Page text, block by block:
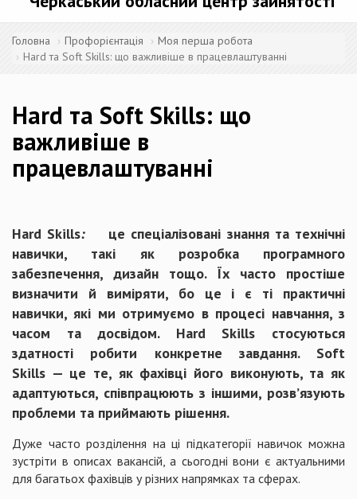
Головна Профорієнтація
Моя перша робота
Hard та Soft Skills: що важливіше в працевлаштуванні
Hard та Soft Skills: що
важливіше в
працевлаштуванні
Hard Skills: це спеціалізовані знання та технічні
навички, такі як розробка програмного
забезпечення, дизайн тощо. Їх часто простіше
визначити й виміряти, бо це і є ті практичні
навички, які ми отримуємо в процесі навчання, з
часом та досвідом. Нard Skills стосуються
здатності робити конкретне завдання. Soft
Skills — це те, як фахівці його виконують, та як
адаптуються, співпрацюють з іншими, розв’язують
проблеми та приймають рішення.
Дуже часто розділення на ці підкатегорії навичок можна
зустріти в описах вакансій, а сьогодні вони є актуальними
для багатьох фахівців у різних напрямках та сферах.